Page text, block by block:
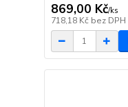
869,00 Kč/ks
718,18 Kč bez DPH